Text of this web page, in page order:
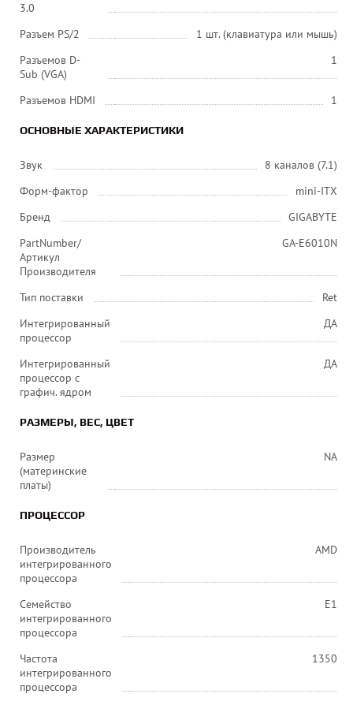
3.0
Разъем PS/2
1 шт. (клавиатура или мышь)
Разъемов D-
Sub (VGA)
1
Разъемов HDMI 1
ОСНОВНЫЕ ХАРАКТЕРИСТИКИ
Звук
8 каналов (7.1)
Форм-фактор
mini-ITX
Бренд
GIGABYTE
PartNumber/
Артикул
Производителя
GA-E6010N
Тип поставки
Ret
Интегрированный
процессор
ДА
Интегрированный
процессор с
графич. ядром
ДА
РАЗМЕРЫ, ВЕС, ЦВЕТ
Размер
(материнские
платы)
NA
ПРОЦЕССОР
Производитель
интегрированного
процессора
AMD
Семейство
интегрированного
процессора
E1
Частота
интегрированного
процессора
1350